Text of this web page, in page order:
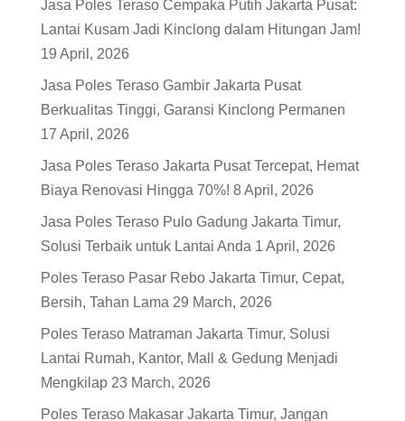
Jasa Poles Teraso Cempaka Putih Jakarta Pusat:
Lantai Kusam Jadi Kinclong dalam Hitungan Jam!
19 April, 2026
Jasa Poles Teraso Gambir Jakarta Pusat
Berkualitas Tinggi, Garansi Kinclong Permanen
17 April, 2026
Jasa Poles Teraso Jakarta Pusat Tercepat, Hemat
Biaya Renovasi Hingga 70%! 8 April, 2026
Jasa Poles Teraso Pulo Gadung Jakarta Timur,
Solusi Terbaik untuk Lantai Anda 1 April, 2026
Poles Teraso Pasar Rebo Jakarta Timur, Cepat,
Bersih, Tahan Lama 29 March, 2026
Poles Teraso Matraman Jakarta Timur, Solusi
Lantai Rumah, Kantor, Mall & Gedung Menjadi
Mengkilap 23 March, 2026
Poles Teraso Makasar Jakarta Timur, Jangan